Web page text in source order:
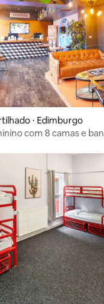
⋅ Edimburgo
com 8 camas e